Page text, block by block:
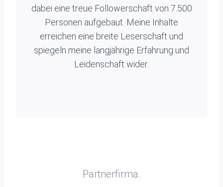
dabei eine treue Followerschaft von 7.500
Personen aufgebaut. Meine Inhalte
erreichen eine breite Leserschaft und
spiegeln meine langjährige Erfahrung und
Leidenschaft wider.
Partnerfirma.